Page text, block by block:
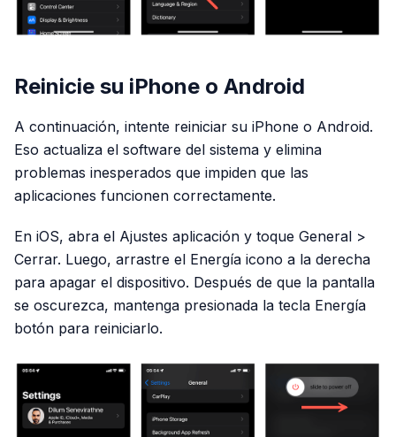
Reinicie su iPhone o Android
A continuación, intente reiniciar su iPhone o Android.
Eso actualiza el software del sistema y elimina
problemas inesperados que impiden que las
aplicaciones funcionen correctamente.
En iOS, abra el Ajustes aplicación y toque General >
Cerrar. Luego, arrastre el Energía icono a la derecha
para apagar el dispositivo. Después de que la pantalla
se oscurezca, mantenga presionada la tecla Energía
botón para reiniciarlo.